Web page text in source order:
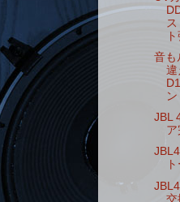
ス
音も
ン
JBL
ア
交